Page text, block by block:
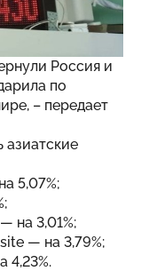
Россия и
по
– передает
азиатские
5,07%;
на 3,01%;
— на 3,79%;
4,23%.